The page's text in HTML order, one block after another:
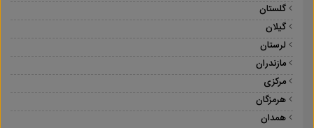
گلستان
گیلان
لرستان
مازندران
مرکزی
هرمزگان
همدان